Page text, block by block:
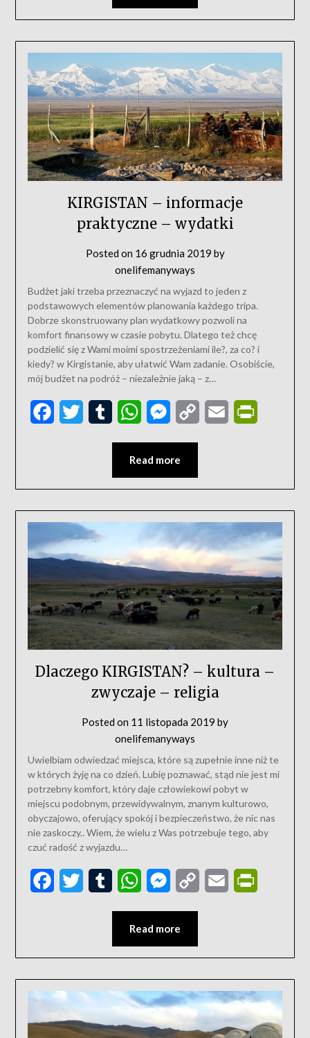
KIRGISTAN – informacje
praktyczne – wydatki
Posted on 16 grudnia 2019 by
onelifemanyways
Budżet jaki trzeba przeznaczyć na wyjazd to jeden z
podstawowych elementów planowania każdego tripa.
Dobrze skonstruowany plan wydatkowy pozwoli na
komfort finansowy w czasie pobytu. Dlatego też chcę
podzielić się z Wami moimi spostrzeżeniami ile?, za co? i
kiedy? w Kirgistanie, aby ułatwić Wam zadanie. Osobiście,
mój budżet na podróż – niezależnie jaką – z…
FacebookTwitter Tumblr WhatsAppMessenger
Copy
Email
Read more
Dlaczego KIRGISTAN? – kultura –
zwyczaje – religia
Posted on 11 listopada 2019 by
onelifemanyways
Uwielbiam odwiedzać miejsca, które są zupełnie inne niż te
w których żyję na co dzień. Lubię poznawać, stąd nie jest mi
potrzebny komfort, który daje człowiekowi pobyt w
miejscu podobnym, przewidywalnym, znanym kulturowo,
obyczajowo, oferujący spokój i bezpieczeństwo, że nic nas
nie zaskoczy.. Wiem, że wielu z Was potrzebuje tego, aby
czuć radość z wyjazdu…
FacebookTwitter Tumblr WhatsAppMessenger
Copy
Email
Read more